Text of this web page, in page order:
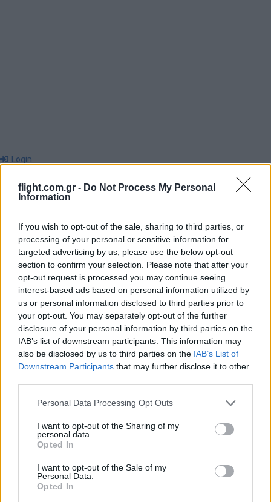
flight.com.gr - Do Not Process My Personal
Information
If you wish to opt-out of the sale, sharing to third parties, or
processing of your personal or sensitive information for
targeted advertising by us, please use the below opt-out
section to confirm your selection. Please note that after your
opt-out request is processed you may continue seeing
interest-based ads based on personal information utilized by
us or personal information disclosed to third parties prior to
your opt-out. You may separately opt-out of the further
disclosure of your personal information by third parties on the
IAB’s list of downstream participants. This information may
also be disclosed by us to third parties on the IAB’s List of
Downstream Participants that may further disclose it to other
Please note that this website/app uses one or more Google
not limited to your visit or usage behaviour. You may click to
grant or deny consent to Google and its third-party tags to
use your data for below specified purposes in below Google
consent section.
Personal Data Processing Opt Outs
I want to opt-out of the Sharing of my
personal data.
Opted In
I want to opt-out of the Sale of my
Personal Data.
Opted In
Login
Please login to comment
COMMENTS
Oldest
s800(@s800)
31 Μαρτίου 2024 11:10
#585098
Οι δικοί μας ASTER 30 για τις FDI έχουν παραγγελθεί; Και οι 32 +
απόθεμα για κάθε πλοίο; Πότε ορίστηκε η παράδοση; Αν ξέρει
κανένας……..
0 Reply